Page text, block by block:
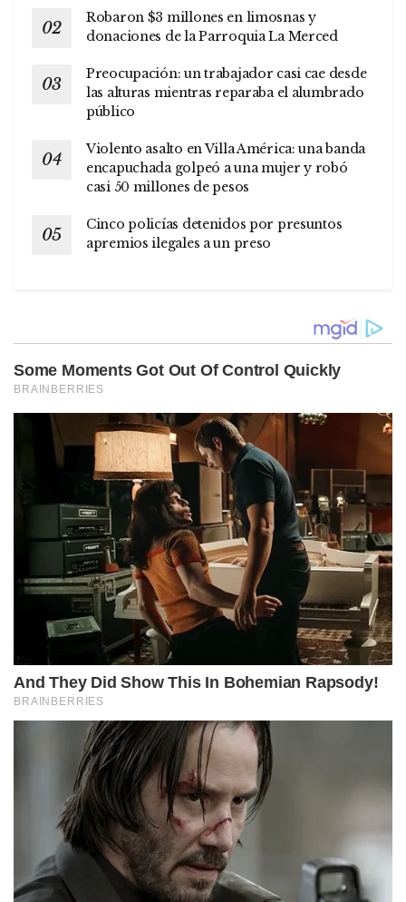
Robaron $3 millones en limosnas y
donaciones de la Parroquia La Merced
Preocupación: un trabajador casi cae desde
las alturas mientras reparaba el alumbrado
público
Violento asalto en Villa América: una banda
encapuchada golpeó a una mujer y robó
casi 50 millones de pesos
Cinco policías detenidos por presuntos
apremios ilegales a un preso